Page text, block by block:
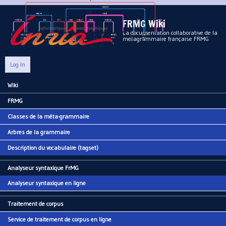
Aller au contenu principal
FRMG Wiki
La documentation collaborative de la
metagrammaire française FRMG
Log In
Main menu
Wiki
FRMG
Classes de la méta-grammaire
Arbres de la grammaire
Description du vocabulaire (tagset)
Analyseur syntaxique FrMG
Analyseur syntaxique en ligne
Traitement de corpus
Service de traitement de corpus en ligne